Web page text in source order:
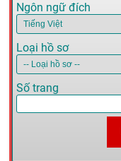
Ngôn ngữ đích
Loại hồ sơ
Số trang